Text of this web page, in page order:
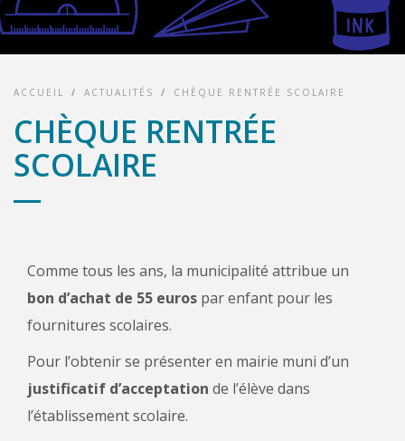
ACCUEIL / ACTUALITÉS / CHÈQUE RENTRÉE SCOLAIRE
CHÈQUE RENTRÉE
SCOLAIRE
Comme tous les ans, la municipalité attribue un
bon d’achat de 55 euros par enfant pour les
fournitures scolaires.
Pour l’obtenir se présenter en mairie muni d’un
justificatif d’acceptation de l’élève dans
l’établissement scolaire.